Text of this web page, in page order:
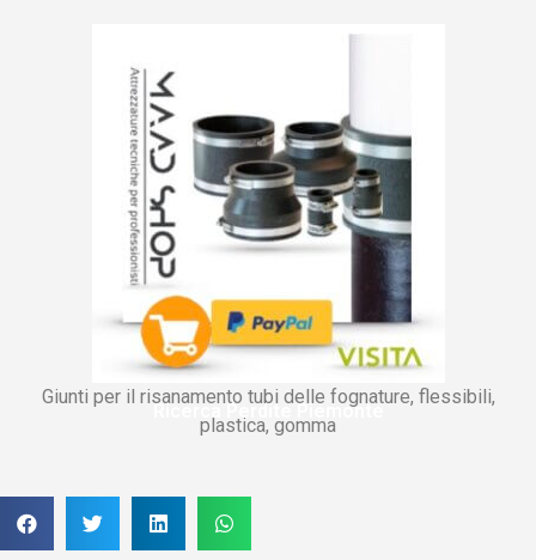
Giunti per il risanamento tubi delle fognature, flessibili,
plastica, gomma
Ricerca Perdite Piemonte